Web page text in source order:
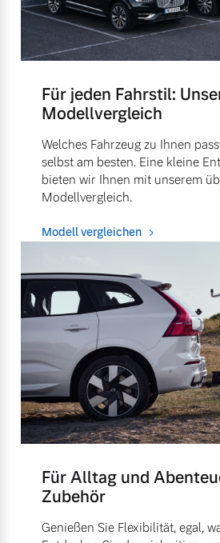
Für jeden Fahrstil:
Modellvergleich
Welches Fahrzeug zu Ihnen
selbst am besten. Eine kleine
bieten wir Ihnen mit unserem
Modellvergleich.
Modell vergleichen
Für Alltag und
Zubehör
Genießen Sie Flexibilität, egal,